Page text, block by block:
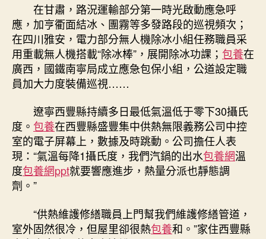
在甘肅，路況運輸部分第一時光啟動應急呼
應，加亨衢面結冰、團霧等多發路段的巡視頻次；
在四川雅安，電力部分無人機除冰小組任務職員采
用重載無人機搭載“除冰棒”，展開除冰功課； 包養在
廣西，國鐵南寧局成立應急包保小組，公道設定職
員加大力度裝備巡視……
遼寧西豐縣持續多日最低氣溫低于零下30攝氏
度。 包養在西豐縣盛豐集中供熱無限義務公司中控
室的電子屏幕上，數據及時跳動。公司擔任人表
現：“氣溫每降1攝氏度，我們汽鍋的出水包養網溫
度包養網ppt就要響應進步，熱量分派也靜態調
劑。”
“供熱維護修繕職員上門幫我們維護修繕管道，
室外固然很冷，但屋里卻很熱包養和。”家住西豐縣